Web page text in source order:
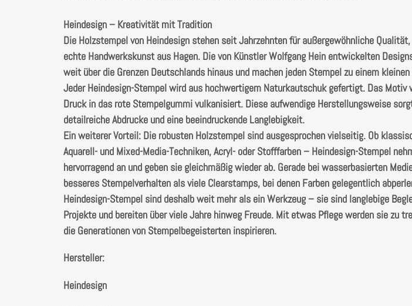
Heindesign – Kreativität mit Tradition
Die Holzstempel von Heindesign stehen seit Jahrzehnten für außergewöhnliche
echte Handwerkskunst aus Hagen. Die von Künstler Wolfgang Hein entwickelten
weit über die Grenzen Deutschlands hinaus und machen jeden Stempel zu einem
Jeder Heindesign-Stempel wird aus hochwertigem Naturkautschuk gefertigt. Das Motiv
Druck in das rote Stempelgummi vulkanisiert. Diese aufwendige Herstellungsweise
detailreiche Abdrucke und eine beeindruckende Langlebigkeit.
Ein weiterer Vorteil: Die robusten Holzstempel sind ausgesprochen vielseitig. Ob
Aquarell- und Mixed-Media-Techniken, Acryl- oder Stofffarben – Heindesign-Stempel
hervorragend an und geben sie gleichmäßig wieder ab. Gerade bei wasserbasierten
besseres Stempelverhalten als viele Clearstamps, bei denen Farben gelegentlich
Heindesign-Stempel sind deshalb weit mehr als ein Werkzeug – sie sind langlebige
Projekte und bereiten über viele Jahre hinweg Freude. Mit etwas Pflege werden sie zu
die Generationen von Stempelbegeisterten inspirieren.
Hersteller:
Heindesign